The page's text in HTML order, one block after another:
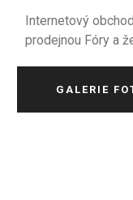
Internetový
prodejnou Fóry a
GALERIE